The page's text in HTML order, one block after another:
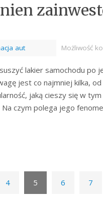
aut Możliwość
lakier samochodu po
jest co najmniej kilka,
jaką cieszy się w
Na czym polega jego
4 5 6 7